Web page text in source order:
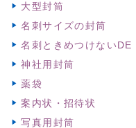
大型封筒
名刺サイズの封筒
名刺ときめつけないDE
神社用封筒
薬袋
案内状・招待状
写真用封筒